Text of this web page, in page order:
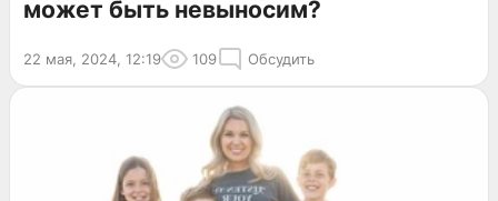
может быть невыносим?
22 мая, 2024, 12:19 109 Обсудить